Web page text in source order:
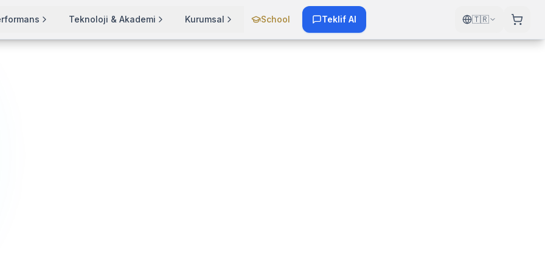
Teknoloji & Akademi Kurumsal School Teklif Al 🇹🇷